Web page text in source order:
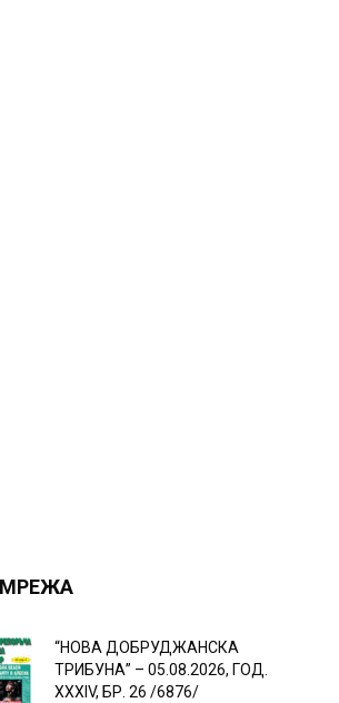
МРЕЖА
“НОВА ДОБРУДЖАНСКА
ТРИБУНА” – 05.08.2026, ГОД.
XXХIV, БР. 26 /6876/